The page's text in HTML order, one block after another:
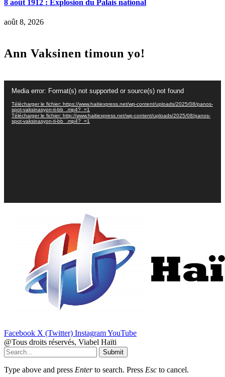
8 août 1912 : Explosion du Palais national
août 8, 2026
Ann Vaksinen timoun yo!
vidéo
Media error: Format(s) not supported or source(s) not found
Télécharger le fichier: https://www.haitiexpress.net/wp-content/uploads/2025/08/panos-
spot-vaksinasyon-ti-bb_.mp4?_=1
Télécharger le fichier: http://www.haitiexpress.net/wp-content/uploads/2025/08/panos-
spot-vaksinasyon-ti-bb_.mp4?_=1
Facebook X (Twitter) InstagramYouTube
@Tous droits réservés, Viabel Haïti
Submit
Type above and press Enterto search. Press Esc to cancel.